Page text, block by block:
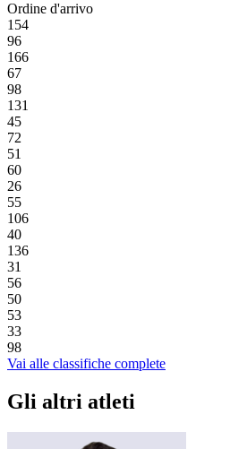
Ordine d'arrivo
154
96
166
67
98
131
45
72
51
60
26
55
106
40
136
31
56
50
53
33
98
Vai alle classifiche complete
Gli altri atleti